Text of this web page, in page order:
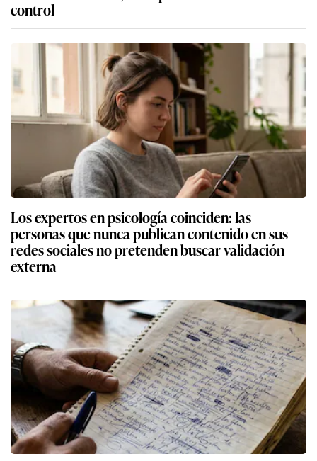
control
Los expertos en psicología coinciden: las
personas que nunca publican contenido en sus
redes sociales no pretenden buscar validación
externa